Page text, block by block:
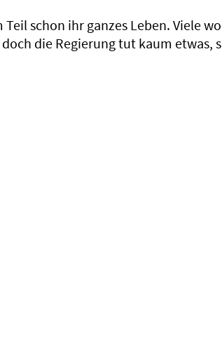
schon ihr ganzes Leben. Viele
die Regierung tut kaum etwas,